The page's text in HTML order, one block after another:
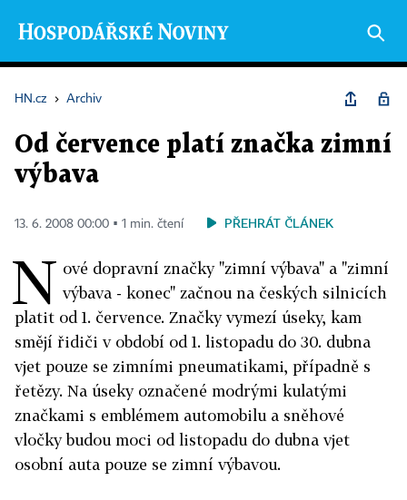
HN.cz › Archiv
Od července platí značka zimní
výbava
13. 6. 2008 00:00 ▪ 1 min. čtení PŘEHRÁT ČLÁNEK
N ové dopravní značky "zimní výbava" a "zimní
výbava - konec" začnou na českých silnicích
platit od 1. července. Značky vymezí úseky, kam
smějí řidiči v období od 1. listopadu do 30. dubna
vjet pouze se zimními pneumatikami, případně s
řetězy. Na úseky označené modrými kulatými
značkami s emblémem automobilu a sněhové
vločky budou moci od listopadu do dubna vjet
osobní auta pouze se zimní výbavou.